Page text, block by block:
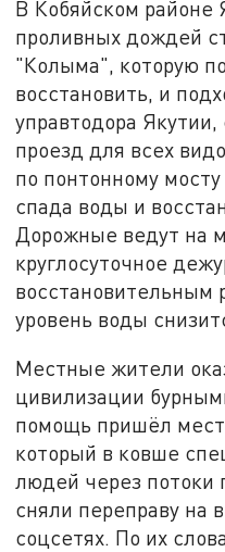
В Кобяйском районе
проливных дождей
"Колыма", которую
восстановить, и
управтодора
проезд для всех
по понтонному
спада воды и
Дорожные ведут на
круглосуточное
восстановительным
уровень воды
Местные жители
цивилизации
помощь пришёл
который в ковше
людей через потоки
сняли переправу на
соцсетях. По их